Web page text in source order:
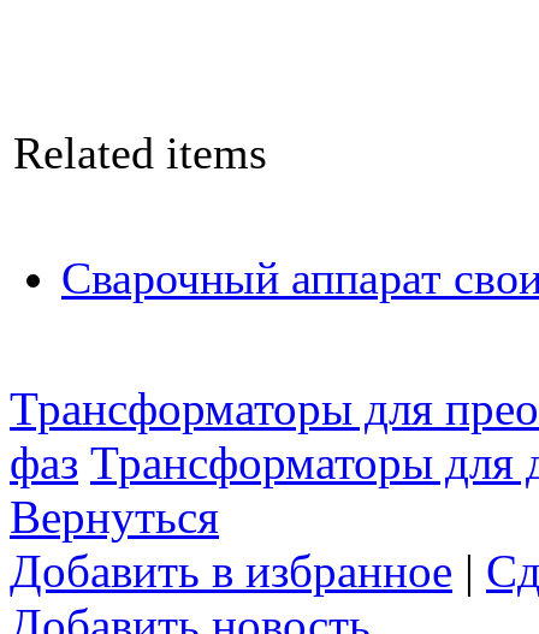
Related items
Сварочный аппарат
Трансформаторы для
фаз Трансформаторы для
Вернуться
Добавить в избранное |